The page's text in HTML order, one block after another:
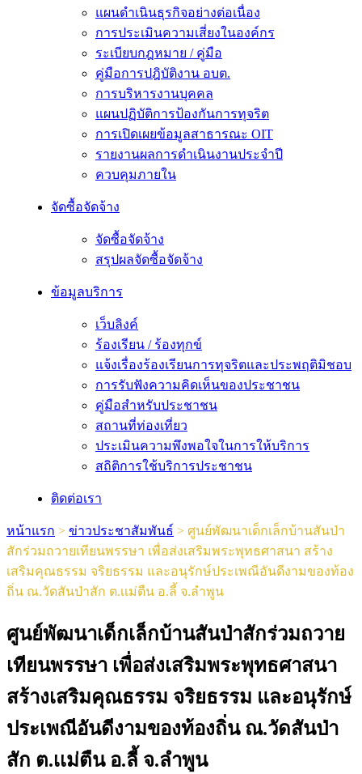
แผนดำเนินธุรกิจอย่างต่อเนื่อง
การประเมินความเสี่ยงในองค์กร
ระเบียบกฎหมาย / คู่มือ
คู่มือการปฎิบัติงาน อบต.
การบริหารงานบุคคล
แผนปฏิบัติการป้องกันการทุจริต
การเปิดเผยข้อมูลสาธารณะ OIT
รายงานผลการดำเนินงานประจำปี
ควบคุมภายใน
จัดซื้อจัดจ้าง
จัดซื้อจัดจ้าง
สรุปผลจัดซื้อจัดจ้าง
ข้อมูลบริการ
เว็บลิงค์
ร้องเรียน / ร้องทุกข์
แจ้งเรื่องร้องเรียนการทุจริตและประพฤติมิชอบ
การรับฟังความคิดเห็นของประชาชน
คู่มือสำหรับประชาชน
สถานที่ท่องเที่ยว
ประเมินความพึงพอใจในการให้บริการ
สถิติการใช้บริการประชาชน
ติดต่อเรา
หน้าแรก > ข่าวประชาสัมพันธ์ > ศูนย์พัฒนาเด็กเล็กบ้านสันป่า
สักร่วมถวายเทียนพรรษา เพื่อส่งเสริมพระพุทธศาสนา สร้าง
เสริมคุณธรรม จริยธรรม และอนุรักษ์ประเพณีอันดีงามของท้อง
ถิ่น ณ.วัดสันป่าสัก ต.เเม่ตืน อ.ลี้ จ.ลำพูน
ศูนย์พัฒนาเด็กเล็กบ้านสันป่าสักร่วมถวาย
เทียนพรรษา เพื่อส่งเสริมพระพุทธศาสนา
สร้างเสริมคุณธรรม จริยธรรม และอนุรักษ์
ประเพณีอันดีงามของท้องถิ่น ณ.วัดสันป่า
สัก ต.เเม่ตืน อ.ลี้ จ.ลำพูน